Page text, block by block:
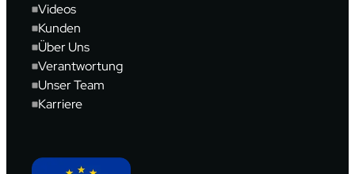
Videos
Kunden
Über Uns
Verantwortung
Unser Team
Karriere